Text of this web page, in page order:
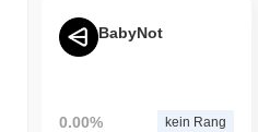
BabyNot
0.00% kein Rang